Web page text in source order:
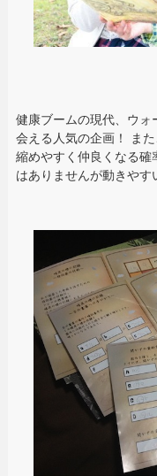
健康ブームの現代、ウォ
会える人気の企画！ ま
縮めやすく仲良くなる確
はありませんが動きやす